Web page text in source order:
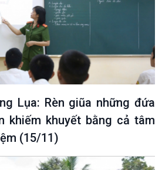
Lụa: Rèn giũa những đứa
khiếm khuyết bằng cả tâm
(15/11)